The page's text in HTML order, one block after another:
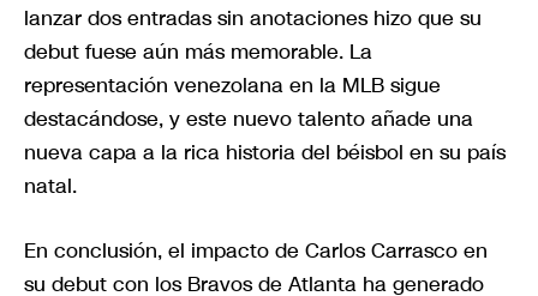
lanzar dos entradas sin anotaciones hizo que su
debut fuese aún más memorable. La
representación venezolana en la MLB sigue
destacándose, y este nuevo talento añade una
nueva capa a la rica historia del béisbol en su país
natal.
En conclusión, el impacto de Carlos Carrasco en
su debut con los Bravos de Atlanta ha generado